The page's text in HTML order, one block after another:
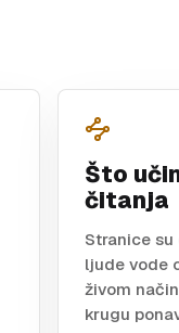
Što
čitanja
Stranice
ljude vode
živom
krugu